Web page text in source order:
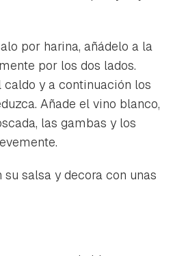
por harina, añádelo a la
por los dos lados.
y a continuación los
Añade el vino blanco,
las gambas y los
salsa y decora con unas